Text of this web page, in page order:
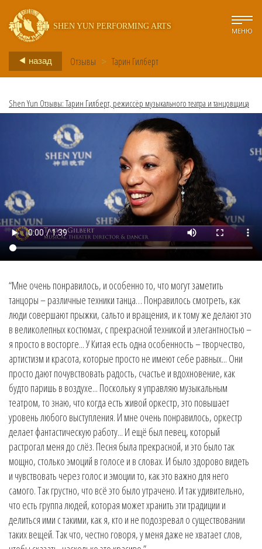
SHEN YUN PERFORMING ARTS
МЕНЮ
назад Отзывы > Тарин Гилберт
Shen Yun Отзывы: Тарин Гилберт, режиссёр музыкального театра и танцовщица
“Мне очень понравилось, и особенно то, что могут заметить
танцоры – различные техники танца… Понравилось смотреть, как
люди совершают прыжки, сальто и вращения, и к тому же делают это
в великолепных костюмах, с прекрасной техникой и элегантностью –
я просто в восторге... У Китая есть одна особенность – творчество,
артистизм и красота, которые просто не имеют себе равных... Они
просто дают почувствовать радость, счастье и вдохновение, как
будто паришь в воздухе... Поскольку я управляю музыкальным
театром, то знаю, что когда есть живой оркестр, это повышает
уровень любого выступления. И мне очень понравилось, оркестр
делает фантастическую работу... И ещё был певец, который
растрогал меня до слёз. Песня была прекрасной, и это было так
мощно, столько эмоций в голосе и в словах. И было здорово видеть
и чувствовать через голос и эмоции то, как это важно для него
самого. Так грустно, что всё это было утрачено. И так удивительно,
что есть группа людей, которая может хранить эти традиции и
делиться ими с такими, как я, кто и не подозревал о существовании
таких вещей. Так что, честно говоря, у меня даже не хватает слов,